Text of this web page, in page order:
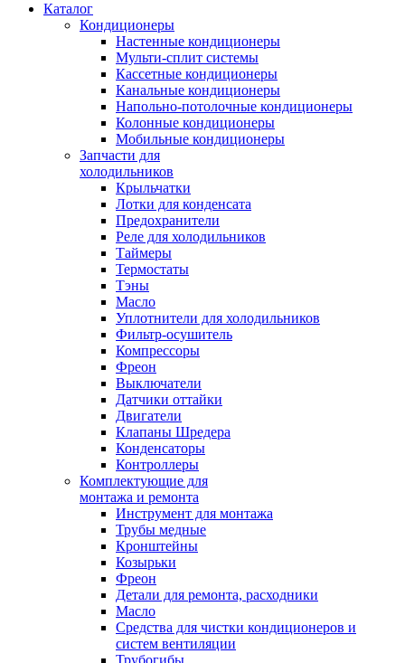
Каталог
Кондиционеры
Настенные кондиционеры
Мульти-сплит системы
Кассетные кондиционеры
Канальные кондиционеры
Напольно-потолочные кондиционеры
Колонные кондиционеры
Мобильные кондиционеры
Запчасти для
холодильников
Крыльчатки
Лотки для конденсата
Предохранители
Реле для холодильников
Таймеры
Термостаты
Тэны
Масло
Уплотнители для холодильников
Фильтр-осушитель
Компрессоры
Фреон
Выключатели
Датчики оттайки
Двигатели
Клапаны Шредера
Конденсаторы
Контроллеры
Комплектующие для
монтажа и ремонта
Инструмент для монтажа
Трубы медные
Кронштейны
Козырьки
Фреон
Детали для ремонта, расходники
Масло
Средства для чистки кондиционеров и
систем вентиляции
Трубогибы